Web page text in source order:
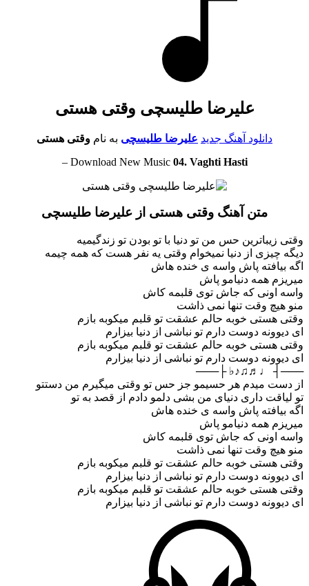
علیرضا طلیسچی وقتی هستی
دانلود آهنگ جدید علیرضا طلیسچی به نام وقتی هستی
Download New Music 04. Vaghti Hasti
–
متن آهنگ وقتی هستی از علیرضا طلیسچی
وقتی زیباترین حس من تو دنیا با تو بودن تو زندگیمیه
دیگه چیزی از دنیا نمیخوام وقتی یه نفر هست که همه چیمه
اگه بیافته پاش واسه ی خنده هاش
میریزم همه دنیامو پاش
واسه اونی که جاش توی قلبمه کاش
منو هیچ وقت تنها نمی ذاشت
وقتی هستی خوبه حالم عشقت تو قلبم میکوبه بازم
ای دیوونه دوست دارم تو نباشی از دنیا بیزارم
وقتی هستی خوبه حالم عشقت تو قلبم میکوبه بازم
ای دیوونه دوست دارم تو نباشی از دنیا بیزارم
───┤ ♩♬♫♪♭ ├───
از دست میدم هر حسیمو جز حس تو وقتی میگیرم من دستتو
تو لیاقت داری دنیای من بشی دلمو دادم از قصد به تو
اگه بیافته پاش واسه ی خنده هاش
میریزم همه دنیامو پاش
واسه اونی که جاش توی قلبمه کاش
منو هیچ وقت تنها نمی ذاشت
وقتی هستی خوبه حالم عشقت تو قلبم میکوبه بازم
ای دیوونه دوست دارم تو نباشی از دنیا بیزارم
وقتی هستی خوبه حالم عشقت تو قلبم میکوبه بازم
ای دیوونه دوست دارم تو نباشی از دنیا بیزارم